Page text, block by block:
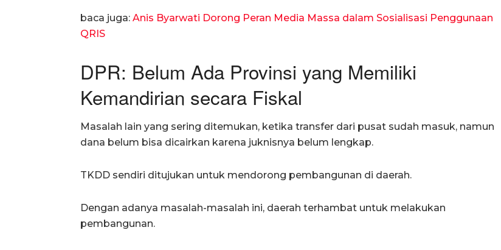
baca juga: Anis Byarwati Dorong Peran Media Massa dalam Sosialisasi Penggunaan
QRIS
DPR: Belum Ada Provinsi yang Memiliki
Kemandirian secara Fiskal
Masalah lain yang sering ditemukan, ketika transfer dari pusat sudah masuk, namun
dana belum bisa dicairkan karena juknisnya belum lengkap.
TKDD sendiri ditujukan untuk mendorong pembangunan di daerah.
Dengan adanya masalah-masalah ini, daerah terhambat untuk melakukan
pembangunan.